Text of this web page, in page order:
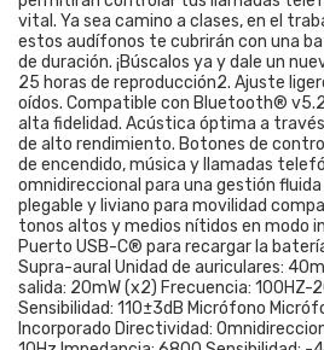
vital. Ya sea camino a clases, en el
estos audífonos te cubrirán con una
de duración. ¡Búscalos ya y dale un
25 horas de reproducción2. Ajuste
oídos. Compatible con Bluetooth®
alta fidelidad. Acústica óptima a
de alto rendimiento. Botones de
de encendido, música y llamadas
omnidireccional para una gestión fluida
plegable y liviano para movilidad
tonos altos y medios nítidos en modo
Puerto USB-C® para recargar la
Supra-aural Unidad de auriculares:
salida: 20mW (x2) Frecuencia: 100HZ-
Sensibilidad: 110±3dB Micrófono
Incorporado Directividad: